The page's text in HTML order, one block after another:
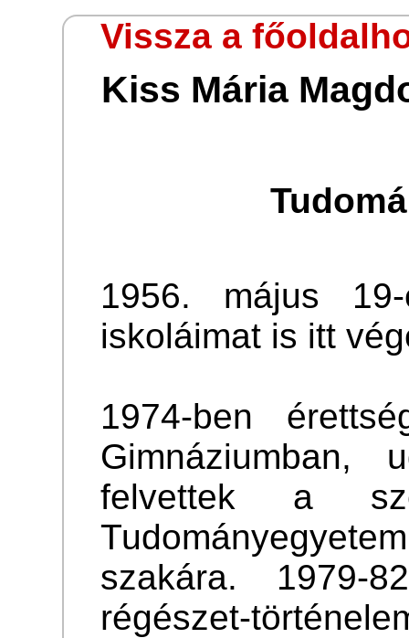
Vissza a
Kiss Mária
1956. május
iskoláimat is itt
1974-ben
Gimnáziumban,
felvettek a
szakára. 1979-
régészet-